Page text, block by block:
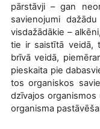
pārstāvji – gan
savienojumi
visdažādākie –
tie ir saistītā veidā,
brīvā veidā,
pieskaita pie
tos organiskos
dzīvajos
organisma